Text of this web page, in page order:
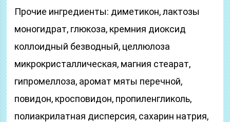
Прочие ингредиенты: диметикон, лактозы
моногидрат, глюкоза, кремния диоксид
коллоидный безводный, целлюлоза
микрокристаллическая, магния стеарат,
гипромеллоза, аромат мяты перечной,
повидон, кросповидон, пропиленгликоль,
полиакрилатная дисперсия, сахарин натрия,